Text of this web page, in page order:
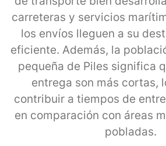
carreteras y servicios
los envíos lleguen a su
eficiente. Además, la
pequeña de Piles significa
entrega son más cortas,
contribuir a tiempos de
en comparación con áreas
pobladas.